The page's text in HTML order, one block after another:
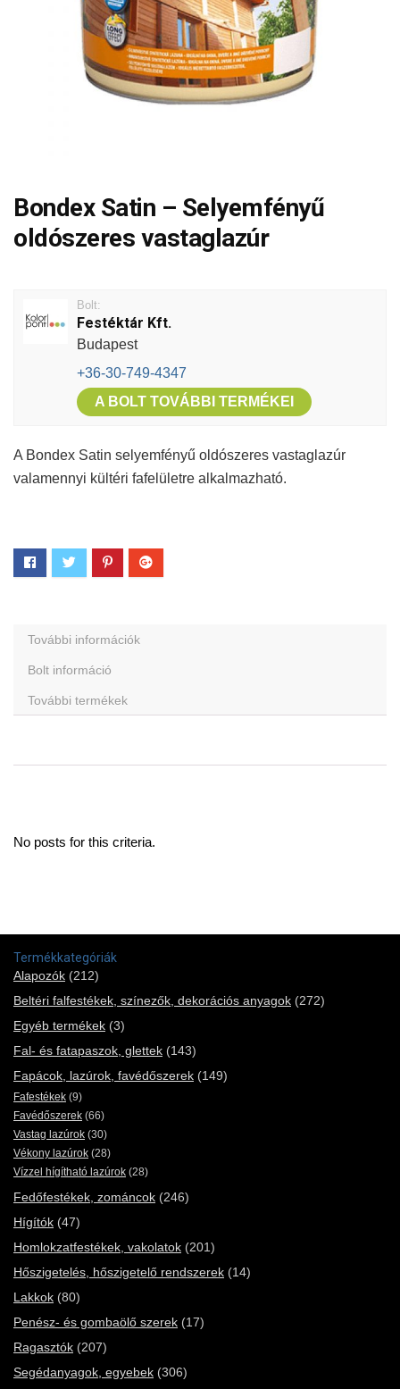
Bondex Satin – Selyemfényű
oldószeres vastaglazúr
Bolt:
Festéktár Kft.
Budapest
+36-30-749-4347
A BOLT TOVÁBBI TERMÉKEI
A Bondex Satin selyemfényű oldószeres vastaglazúr
valamennyi kültéri fafelületre alkalmazható.
További információk
Bolt információ
További termékek
No posts for this criteria.
Termékkategóriák
Alapozók (212)
Beltéri falfestékek, színezők, dekorációs anyagok (272)
Egyéb termékek (3)
Fal- és fatapaszok, glettek (143)
Fapácok, lazúrok, favédőszerek (149)
Fafestékek (9)
Favédőszerek (66)
Vastag lazúrok (30)
Vékony lazúrok (28)
Vízzel hígítható lazúrok (28)
Fedőfestékek, zománcok (246)
Hígítók (47)
Homlokzatfestékek, vakolatok (201)
Hőszigetelés, hőszigetelő rendszerek (14)
Lakkok (80)
Penész- és gombaölő szerek (17)
Ragasztók (207)
Segédanyagok, egyebek (306)